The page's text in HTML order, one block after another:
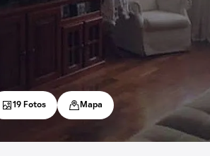
19 Fotos Mapa